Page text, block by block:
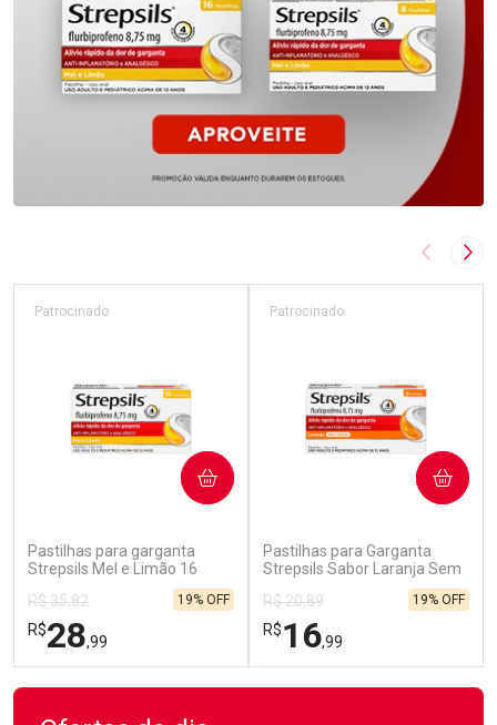
Imagem
Pastilhas para garganta
Strepsils Mel e Limão 16
Patrocinado
R$ 35,82
R$28,99
19% OFF
COMPRAR
Pastilhas para Garganta
Strepsils Sabor Laranja Sem
Patrocinado
R$ 20,89
R$16,99
19% OFF
COMPRAR